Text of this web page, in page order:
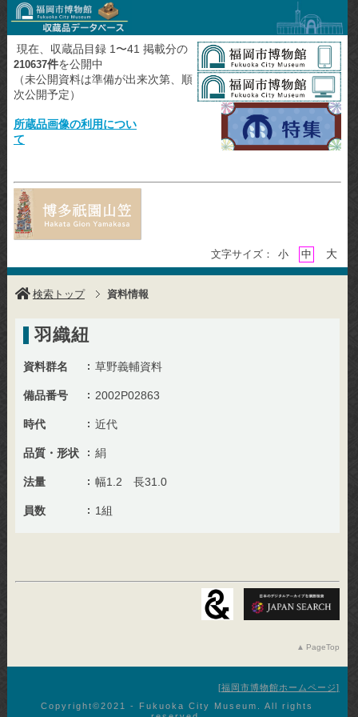
現在、収蔵品目録 1〜41 掲載分の
210637件を公開中
（未公開資料は準備が出来次第、順
次公開予定）
所蔵品画像の利用につい
て
文字サイズ： 小 中 大
検索トップ 資料情報
羽織紐
資料群名 草野義輔資料
備品番号 2002P02863
時代 近代
品質・形状 絹
法量 幅1.2 長31.0
員数 1組
PageTop
福岡市博物館ホームページ
Copyright©︎2021 - Fukuoka City Museum. All rights